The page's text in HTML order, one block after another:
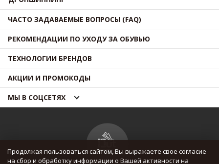
ЧАСТО ЗАДАВАЕМЫЕ ВОПРОСЫ (FAQ)
РЕКОМЕНДАЦИИ ПО УХОДУ ЗА ОБУВЬЮ
ТЕХНОЛОГИИ БРЕНДОВ
АКЦИИ И ПРОМОКОДЫ
МЫ В СОЦСЕТЯХ
Продолжая пользоваться сайтом, Вы выражаете свое согласие
на сбор и обработку информации о Вашей активности на